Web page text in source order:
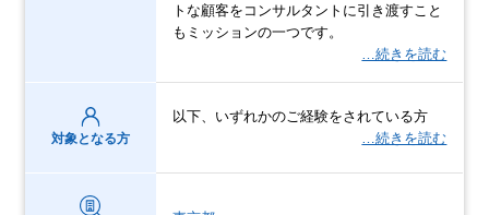
トな顧客をコンサルタントに引き渡すこと
もミッションの一つです。
…続きを読む
対象となる方
以下、いずれかのご経験をされている方
…続きを読む